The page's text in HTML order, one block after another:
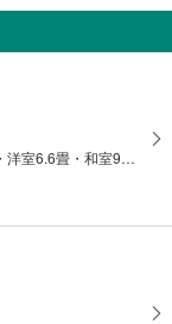
6LDK ■1階:LDK18.2畳・洋室6.6畳・和室9畳■2階:洋室8.6畳・洋室6畳・洋室4.5畳・洋室4.3畳